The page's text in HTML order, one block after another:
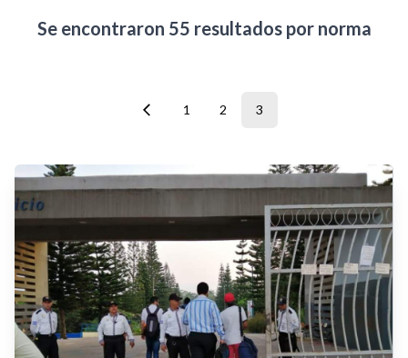
Se encontraron 55 resultados por norma
1 2 3